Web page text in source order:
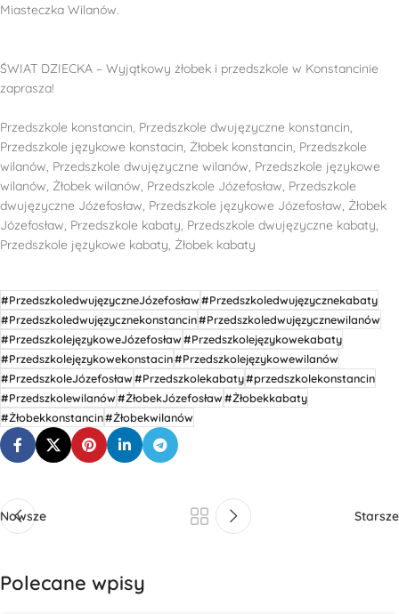
Miasteczka Wilanów.
ŚWIAT DZIECKA – Wyjątkowy żłobek i przedszkole w Konstancinie
zaprasza!
Przedszkole konstancin, Przedszkole dwujęzyczne konstancin,
Przedszkole językowe konstacin, Żłobek konstancin, Przedszkole
wilanów, Przedszkole dwujęzyczne wilanów, Przedszkole językowe
wilanów, Żłobek wilanów, Przedszkole Józefosław, Przedszkole
dwujęzyczne Józefosław, Przedszkole językowe Józefosław, Żłobek
Józefosław, Przedszkole kabaty, Przedszkole dwujęzyczne kabaty,
Przedszkole językowe kabaty, Żłobek kabaty
#PrzedszkoledwujęzyczneJózefosław#Przedszkoledwujęzycznekabaty
#Przedszkoledwujęzycznekonstancin#Przedszkoledwujęzycznewilanów
#PrzedszkolejęzykoweJózefosław#Przedszkolejęzykowekabaty
#Przedszkolejęzykowekonstacin#Przedszkolejęzykowewilanów
#PrzedszkoleJózefosław#Przedszkolekabaty#przedszkolekonstancin
#Przedszkolewilanów#ŻłobekJózefosław#Żłobekkabaty
#Żłobekkonstancin#Żłobekwilanów
Nowsze Starsze
Polecane wpisy